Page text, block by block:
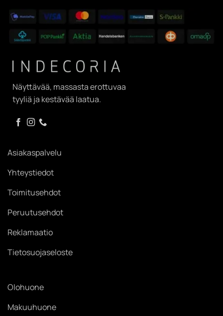
Näyttävää, massasta erottuvaa
tyyliä ja kestävää laatua.
Asiakaspalvelu
Yhteystiedot
Toimitusehdot
Peruutusehdot
Reklamaatio
Tietosuojaseloste
Olohuone
Makuuhuone